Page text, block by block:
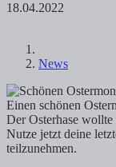
18.04.2022
News
Einen schönen
Der Osterhase
Nutze jetzt deine
teilzunehmen.